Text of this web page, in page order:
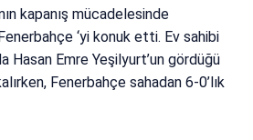
kapanış mücadelesinde
‘yi konuk etti. Ev sahibi
Hasan Emre Yeşilyurt’un gördüğü
Fenerbahçe sahadan 6-0’lık